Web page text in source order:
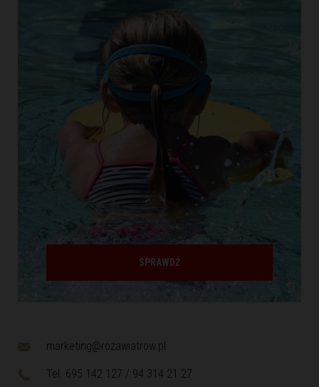
SPRAWDŹ
marketing@rozawiatrow.pl
Tel. 695 142 127 / 94 314 21 27